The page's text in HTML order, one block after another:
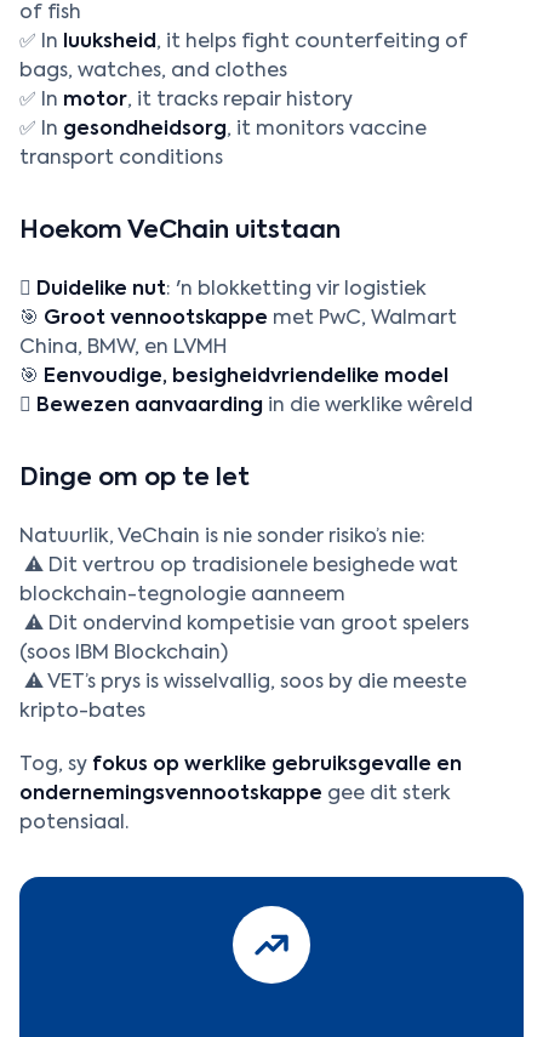
of fish
✅ In
luuksheid , it helps fight counterfeiting of
bags, watches, and clothes
✅ In motor, it tracks repair history
✅ In gesondheidsorg, it monitors vaccine
transport conditions
Hoekom VeChain uitstaan
 Duidelike nut: 'n blokketting vir logistiek
🎯 Groot vennootskappe met PwC, Walmart
China, BMW, en LVMH
🎯 Eenvoudige, besigheidvriendelike model
 Bewezen aanvaarding in die werklike wêreld
Dinge om op te let
Natuurlik, VeChain is nie sonder risiko’s nie:
⚠️ Dit vertrou op tradisionele besighede wat
blockchain-tegnologie aanneem
⚠️ Dit ondervind kompetisie van groot spelers
(soos IBM Blockchain)
⚠️ VET’s prys is wisselvallig, soos by die meeste
kripto-bates
Tog, sy fokus op werklike gebruiksgevalle en
ondernemingsvennootskappe gee dit sterk
potensiaal.